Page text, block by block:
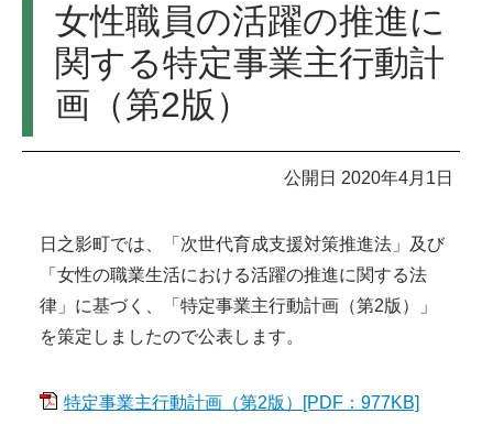
女性職員の活躍の推進に
関する特定事業主行動計
画（第2版）
公開日 2020年4月1日
日之影町では、「次世代育成支援対策推進法」及び
「女性の職業生活における活躍の推進に関する法
律」に基づく、「特定事業主行動計画（第2版）」
を策定しましたので公表します。
特定事業主行動計画（第2版）[PDF：977KB]